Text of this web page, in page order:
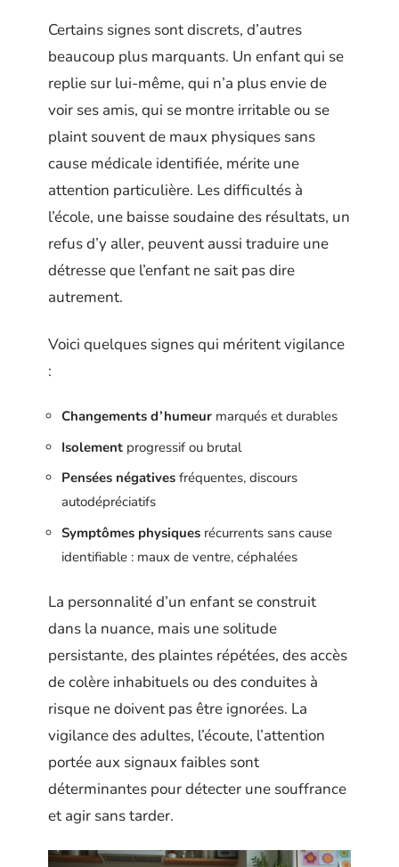
Certains signes sont discrets, d’autres
beaucoup plus marquants. Un enfant qui se
replie sur lui-même, qui n’a plus envie de
voir ses amis, qui se montre irritable ou se
plaint souvent de maux physiques sans
cause médicale identifiée, mérite une
attention particulière. Les difficultés à
l’école, une baisse soudaine des résultats, un
refus d’y aller, peuvent aussi traduire une
détresse que l’enfant ne sait pas dire
autrement.
Voici quelques signes qui méritent vigilance
:
Changements d’humeur marqués et durables
Isolement progressif ou brutal
Pensées négatives fréquentes, discours
autodépréciatifs
Symptômes physiques récurrents sans cause
identifiable : maux de ventre, céphalées
La personnalité d’un enfant se construit
dans la nuance, mais une solitude
persistante, des plaintes répétées, des accès
de colère inhabituels ou des conduites à
risque ne doivent pas être ignorées. La
vigilance des adultes, l’écoute, l’attention
portée aux signaux faibles sont
déterminantes pour détecter une souffrance
et agir sans tarder.